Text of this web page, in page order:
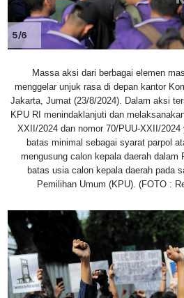
5/6
Massa aksi dari berbagai elemen
menggelar unjuk rasa di depan kantor
Jakarta, Jumat (23/8/2024). Dalam aksi
KPU RI menindaklanjuti dan
XXII/2024 dan nomor 70/PUU-XXII/
batas minimal sebagai syarat parpol
mengusung calon kepala daerah dalam
batas usia calon kepala daerah pada
Pemilihan Umum (KPU). (FOTO :